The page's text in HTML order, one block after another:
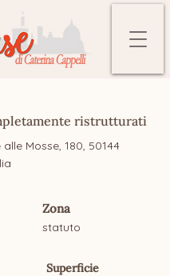
ristrutturati
Mosse, 180, 50144
Zona
statuto
Superficie